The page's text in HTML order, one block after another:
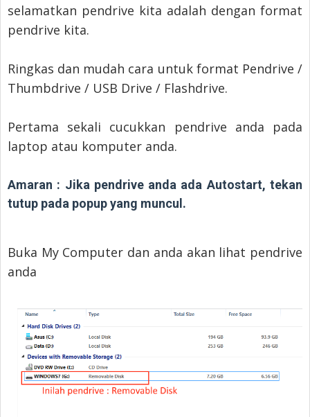
selamatkan pendrive kita adalah dengan format
pendrive kita.
Ringkas dan mudah cara untuk format Pendrive /
Thumbdrive / USB Drive / Flashdrive.
Pertama sekali cucukkan pendrive anda pada
laptop atau komputer anda.
Amaran : Jika pendrive anda ada Autostart, tekan
tutup pada popup yang muncul.
Buka My Computer dan anda akan lihat pendrive
anda